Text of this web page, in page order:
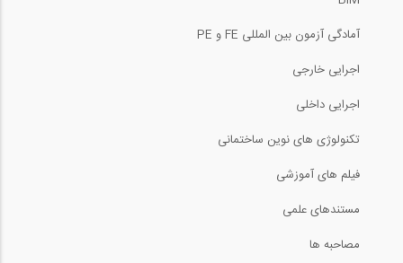
60:00
60:00
آمادگی آزمون بین المللی FE و PE
اجرایی خارجی
اجرایی داخلی
تکنولوژی های نوین ساختمانی
فیلم های آموزشی
مستندهای علمی
مصاحبه ها